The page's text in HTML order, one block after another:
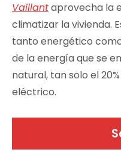
Vaillantaprovecha la
climatizar la vivienda.
tanto energético
de la energía que se
natural, tan solo el
eléctrico.